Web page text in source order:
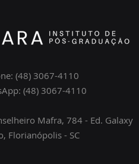
(48) 3067-4110
(48) 3067-4110
Mafra, 784 - Ed. Galaxy
Florianópolis - SC